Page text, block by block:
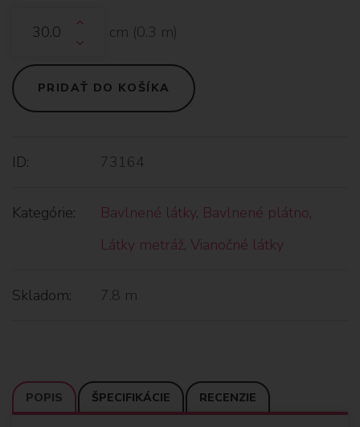
cm (0.3 m)
PRIDAŤ DO KOŠÍKA
ID: 73164
Kategórie: Bavlnené látky, Bavlnené plátno,
Látky metráž, Vianočné látky
Skladom: 7.8 m
POPIS ŠPECIFIKÁCIE RECENZIE